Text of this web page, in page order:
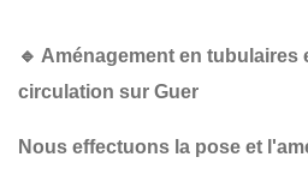
🔹 Aménagement en tubulaires
circulation sur Guer
Nous effectuons la pose et